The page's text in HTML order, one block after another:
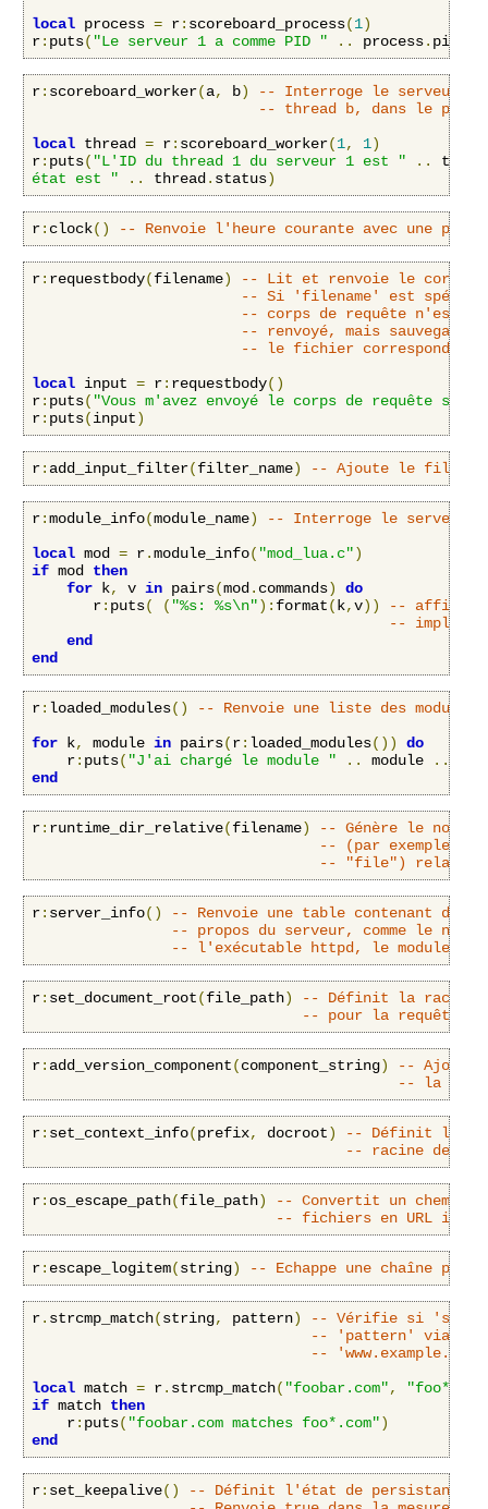
local process = r: scoreboard_process(1)
r: puts( "Le serveur 1 a comme PID " .. process. pid
r: scoreboard_worker(a, b)
-- Interroge le serveur à
-- thread b, dans le
local thread = r: scoreboard_worker(1, 1)
r: puts( "L'ID du thread 1 du serveur 1 est " ..
état est "
.. thread. status)
r: clock() -- Renvoie l'heure courante avec une
r: requestbody(filename)
-- Lit et renvoie le corps
-- Si 'filename' est
-- corps de requête n'est
-- renvoyé, mais sauvegardé
-- le fichier correspondant.
local input = r: requestbody()
r: puts( "Vous m'avez envoyé le corps de requête
r: puts(input)
r: add_input_filter(filter_name) -- Ajoute le filtre
r:module_info(module_name)
-- Interroge le serveur à
local mod = r.module_info( "mod_lua.c")
if mod then
for k, v in pairs(mod. commands)
do
       r
: puts( ( "%s: %s\n"): format(k,v))
-- affiche
--
end
end
r: loaded_modules()
-- Renvoie une liste des modules
for k, module in pairs(r: loaded_modules())
do
    r
: puts( "J'ai chargé le module " .. module ..
end
r: runtime_dir_relative(filename)
-- Génère le nom
-- (par exemple la
-- "file")
r: server_info()
-- Renvoie une table contenant des
-- propos du serveur, comme le nom
-- l'exécutable httpd, le module
r: set_document_root(file_path)
-- Définit la racine
-- pour la requête à
r: add_version_component(component_string)
-- Ajoute
-- la
r: set_context_info(prefix, docroot)
-- Définit le
-- racine des
r: os_escape_path(file_path)
-- Convertit un chemin
-- fichiers en URL
r: escape_logitem(string) -- Echappe une chaîne
r. strcmp_match(string, pattern)
-- Vérifie si
-- 'pattern' via la
--
local match = r. strcmp_match( "foobar.com",
if match then
    r
: puts( "foobar.com matches foo*.com")
end
r: set_keepalive()
-- Définit l'état de persistance